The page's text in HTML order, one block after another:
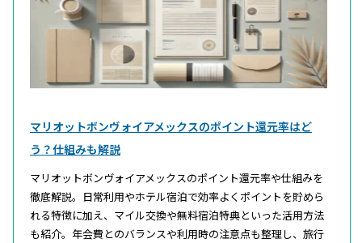
マリオットボンヴォイアメックスのポイント還元率はど
う？仕組みも解説
マリオットボンヴォイアメックスのポイント還元率や仕組みを
徹底解説。日常利用やホテル宿泊で効率よくポイントを貯めら
れる特徴に加え、マイル交換や無料宿泊特典といった活用方法
も紹介。年会費とのバランスや利用時の注意点も整理し、旅行